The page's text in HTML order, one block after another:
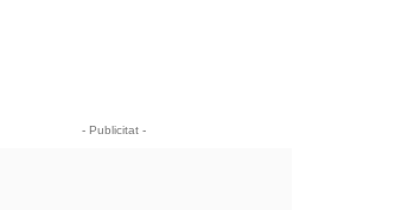
- Publicitat -